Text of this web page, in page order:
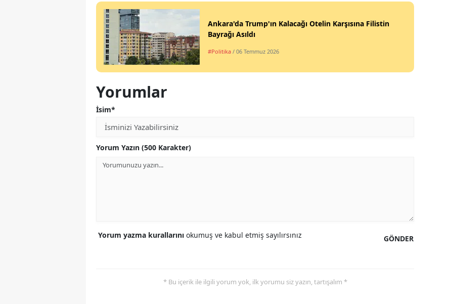
Ankara'da Trump'ın Kalacağı Otelin Karşısına Filistin
Bayrağı Asıldı
#Politika / 06 Temmuz 2026
Yorumlar
İsim*
Yorum Yazın (500 Karakter)
GÖNDER
Yorum yazma kurallarını okumuş ve kabul etmiş sayılırsınız
* Bu içerik ile ilgili yorum yok, ilk yorumu siz yazın, tartışalım *